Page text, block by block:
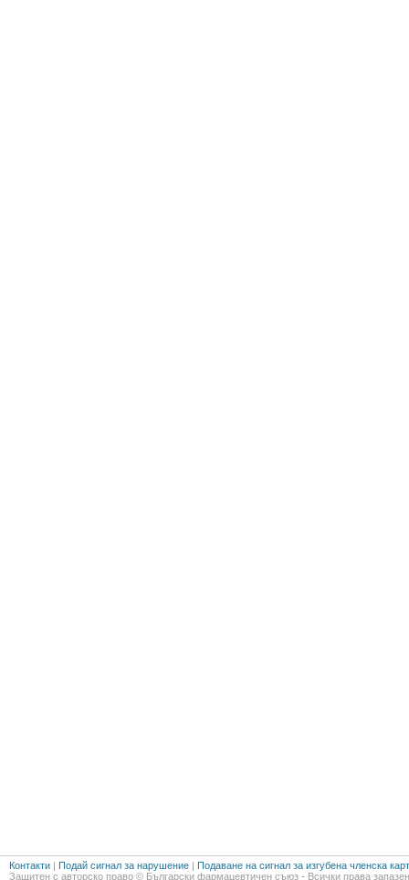
Контакти | Подай сигнал за нарушение | Подаване на сигнал за изгубена членска
Защитен с авторско право © Български фармацевтичен съюз - Всички права